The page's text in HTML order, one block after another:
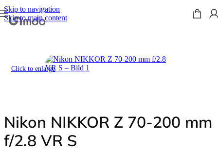
Skip to navigation
Skip to main content
Start/ Objektive/ Nikon
Click to enlarge
Nikon NIKKOR Z 70-200 mm
f/2.8 VR S